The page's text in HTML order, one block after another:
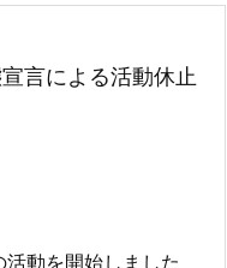
次へ
言による活動休止
動を開始しました